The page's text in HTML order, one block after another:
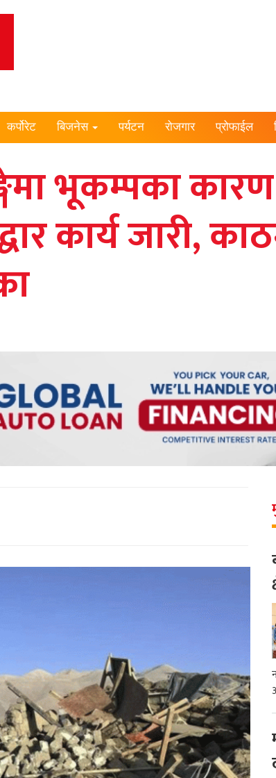
कर्पोरेट बिजनेस पर्यटन रोजगार प्रोफाईल
भूकम्पका
कार्य जारी,